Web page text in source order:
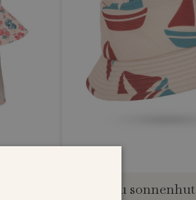
seer asnou sonnenhut